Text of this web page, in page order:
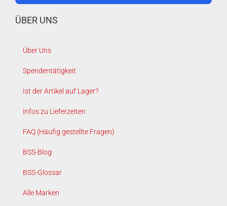
ÜBER UNS
Über Uns
Spendentätigkeit
Ist der Artikel auf Lager?
Infos zu Lieferzeiten
FAQ (Häufig gestellte Fragen)
BSS-Blog
BSS-Glossar
Alle Marken